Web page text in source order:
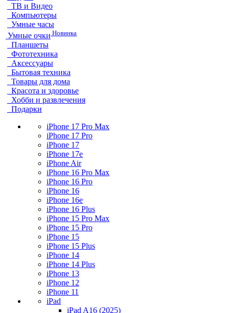
ТВ и Видео
Компьютеры
Умные часы
Умные очки Новинка
Планшеты
Фототехника
Аксессуары
Бытовая техника
Товары для дома
Красота и здоровье
Хобби и развлечения
Подарки
iPhone 17 Pro Max
iPhone 17 Pro
iPhone 17
iPhone 17e
iPhone Air
iPhone 16 Pro Max
iPhone 16 Pro
iPhone 16
iPhone 16e
iPhone 16 Plus
iPhone 15 Pro Max
iPhone 15 Pro
iPhone 15
iPhone 15 Plus
iPhone 14
iPhone 14 Plus
iPhone 13
iPhone 12
iPhone 11
iPad
iPad A16 (2025)